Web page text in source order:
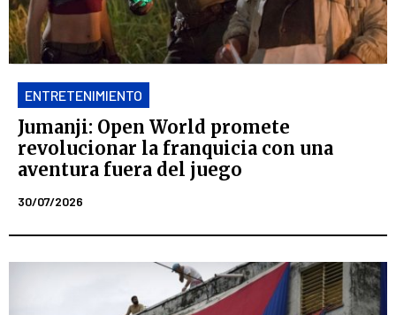
ENTRETENIMIENTO
Jumanji: Open World promete
revolucionar la franquicia con una
aventura fuera del juego
30/07/2026